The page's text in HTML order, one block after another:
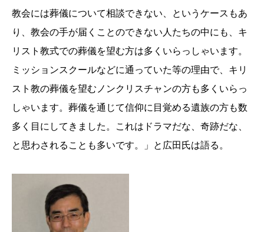
教会には葬儀について相談できない、というケースもあ
り、教会の手が届くことのできない人たちの中にも、キ
リスト教式での葬儀を望む方は多くいらっしゃいます。
ミッションスクールなどに通っていた等の理由で、キリ
スト教の葬儀を望むノンクリスチャンの方も多くいらっ
しゃいます。葬儀を通じて信仰に目覚める遺族の方も数
多く目にしてきました。これはドラマだな、奇跡だな、
と思わされることも多いです。」と広田氏は語る。